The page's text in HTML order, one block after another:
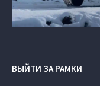
ВЫЙТИ ЗА РАМКИ